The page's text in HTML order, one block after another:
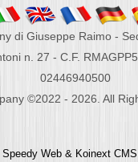
di Giuseppe Raimo -
n. 27 - C.F.
02446940500
©2022 - 2026. All
Speedy Web & Koinext